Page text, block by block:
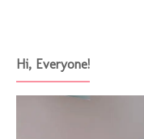
Hi, Everyone!